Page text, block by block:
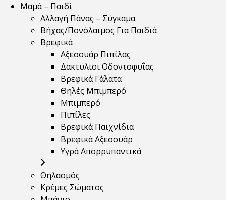
Μαμά – Παιδί
Αλλαγή Πάνας – Σύγκαμα
Βήχας/Πονόλαιμος Για Παιδιά
Βρεφικά
Αξεσουάρ Πιπίλας
Δακτύλιοι Οδοντοφυΐας
Βρεφικά Γάλατα
Θηλές Μπιμπερό
Μπιμπερό
Πιπίλες
Βρεφικά Παιχνίδια
Βρεφικά Αξεσουάρ
Υγρά Απορρυπαντικά
Θηλασμός
Κρέμες Σώματος